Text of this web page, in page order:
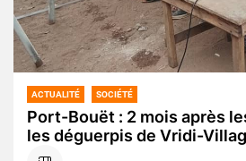
ACTUALITÉ SOCIÉTÉ
Port-Bouët : 2 mois après
les déguerpis de Vridi-
vérité, justice et réparation